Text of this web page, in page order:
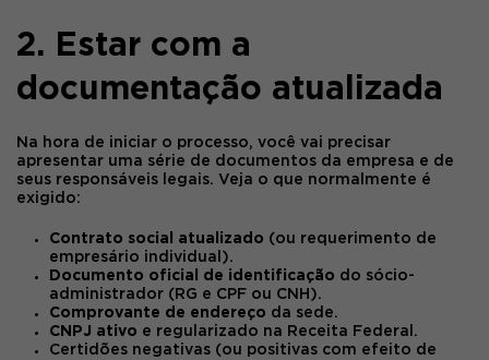
2. Estar com a
documentação atualizada
Na hora de iniciar o processo, você vai precisar
apresentar uma série de documentos da empresa e de
seus responsáveis legais. Veja o que normalmente é
exigido:
Contrato social atualizado (ou requerimento de
empresário individual).
Documento oficial de identificação do sócio-
administrador (RG e CPF ou CNH).
Comprovante de endereço da sede.
CNPJ ativo e regularizado na Receita Federal.
Certidões negativas (ou positivas com efeito de